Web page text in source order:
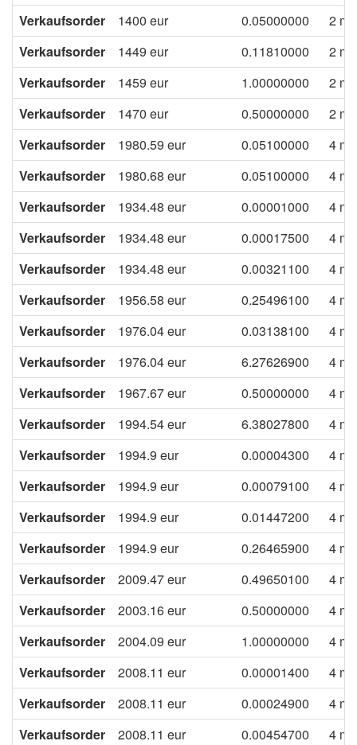
Verkaufsorder
1400 eur 0.05000000
2
Verkaufsorder
1449 eur 0.11810000
2
Verkaufsorder
1459 eur 1.00000000
2
Verkaufsorder
1470 eur 0.50000000
2
Verkaufsorder
1980.59 eur 0.05100000
4
Verkaufsorder
1980.68 eur 0.05100000
4
Verkaufsorder
1934.48 eur 0.00001000
4
Verkaufsorder
1934.48 eur 0.00017500
4
Verkaufsorder
1934.48 eur 0.00321100
4
Verkaufsorder
1956.58 eur 0.25496100
4
Verkaufsorder
1976.04eur 0.03138100
4
Verkaufsorder
1976.04eur 6.27626900
4
Verkaufsorder
1967.67eur 0.50000000
4
Verkaufsorder
1994.54eur 6.38027800
4
Verkaufsorder
1994.9 eur 0.00004300
4
Verkaufsorder
1994.9 eur 0.00079100
4
Verkaufsorder
1994.9 eur 0.01447200
4
Verkaufsorder
1994.9 eur 0.26465900
4
Verkaufsorder
2009.47eur 0.49650100
4
Verkaufsorder
2003.16eur 0.50000000
4
Verkaufsorder
2004.09 eur 1.00000000
4
Verkaufsorder
2008.11 eur 0.00001400
4
Verkaufsorder
2008.11 eur 0.00024900
4
Verkaufsorder
2008.11 eur 0.00454700
4